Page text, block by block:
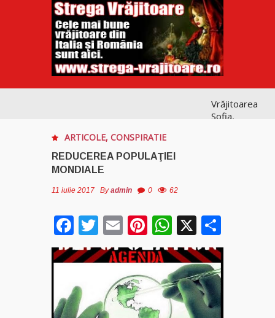
Vrăjitoarea
Sofia,
Vrăjitoarea
Anastasia
Venus are
cele mai
puternice
leacuri
ARTICOLE, CONSPIRATIE
REDUCEREA POPULAŢIEI
MONDIALE
11 iulie 2017 Byadmin 0 62
Facebook
Twitter
EmailPinterest
WhatsApp
X